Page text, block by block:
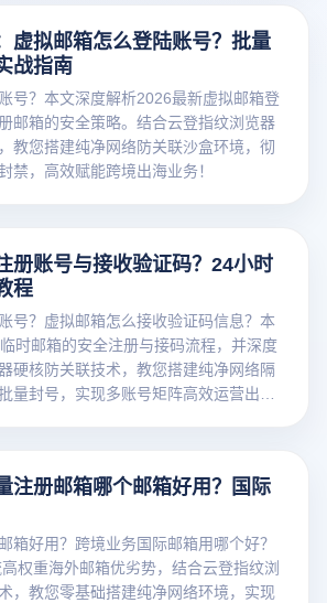
虚拟邮箱怎么登陆账号？批量
战指南
号？本文深度解析2026最新虚拟邮箱登
邮箱的安全策略。结合云登指纹浏览器
教您搭建纯净网络防关联沙盒环境，彻
禁，高效赋能跨境出海业务！
册账号与接收验证码？24小时
程
号？虚拟邮箱怎么接收验证码信息？本
时邮箱的安全注册与接码流程，并深度
硬核防关联技术，教您搭建纯净网络隔
量封号，实现多账号矩阵高效运营出
注册邮箱哪个邮箱好用？国际
箱好用？跨境业务国际邮箱用哪个好？
权重海外邮箱优劣势，结合云登指纹浏
，教您零基础搭建纯净网络环境，实现